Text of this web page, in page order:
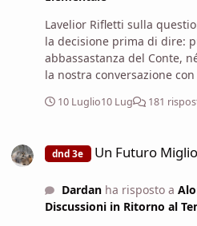
Lavelior Rifletti sulla
la decisione prima di dire:
abbassastanza del Conte,
la nostra conversazione
non sapremo cosa
10 Luglio10 Lug 181
dnd 3e Un Futuro
Dardanha risposto a
Discussioni in Ritorno al